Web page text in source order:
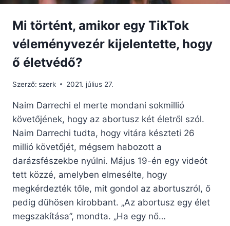
Mi történt, amikor egy TikTok
véleményvezér kijelentette, hogy
ő életvédő?
Szerző: szerk 2021. július 27.
Naim Darrechi el merte mondani sokmillió
követőjének, hogy az abortusz két életről szól.
Naim Darrechi tudta, hogy vitára készteti 26
millió követőjét, mégsem habozott a
darázsfészekbe nyúlni. Május 19-én egy videót
tett közzé, amelyben elmesélte, hogy
megkérdezték tőle, mit gondol az abortuszról, ő
pedig dühösen kirobbant. „Az abortusz egy élet
megszakítása”, mondta. „Ha egy nő…